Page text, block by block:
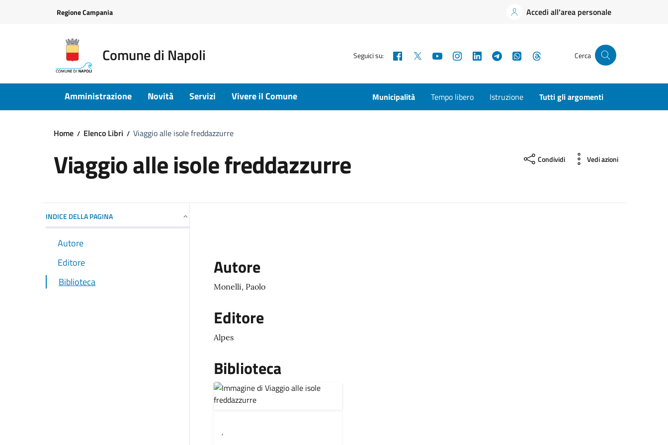
Regione Campania Accedi all'area personale
Comune di Napoli Seguici su: Facebook YouTubeInstagramLinkedInTelegramWhatsApp Cerca
Amministrazione Novità Servizi Vivere il Comune Municipalità Tempo libero Istruzione Tutti gli argomenti
Home Elenco Libri Viaggio alle isole freddazzurre
Viaggio alle isole freddazzurre Condividi Vedi azioni
INDICE DELLA PAGINA
Autore
Editore
Biblioteca
Autore
Monelli, Paolo
Editore
Alpes
Biblioteca
,